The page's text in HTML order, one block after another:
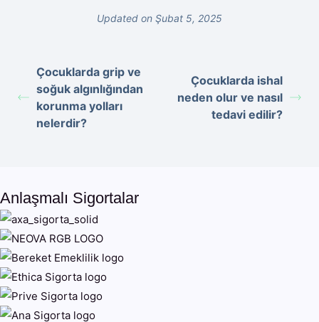
Updated on Şubat 5, 2025
Çocuklarda grip ve
soğuk algınlığından
korunma yolları
nelerdir?
Çocuklarda ishal
neden olur ve nasıl
tedavi edilir?
Anlaşmalı Sigortalar